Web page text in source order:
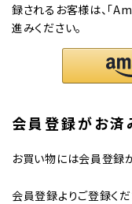
録されるお客様は、「
進みください。
会員登録がお済
お買い物には会員登録
会員登録よりご登録くだ